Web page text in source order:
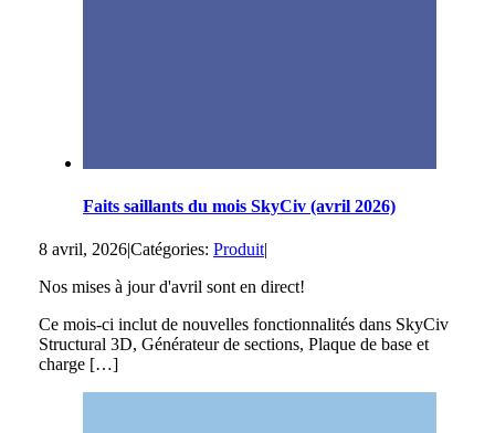
Faits saillants du mois SkyCiv (avril 2026)
8 avril, 2026|Catégories: Produit|
Nos mises à jour d'avril sont en direct!
Ce mois-ci inclut de nouvelles fonctionnalités dans SkyCiv
Structural 3D, Générateur de sections, Plaque de base et
charge […]